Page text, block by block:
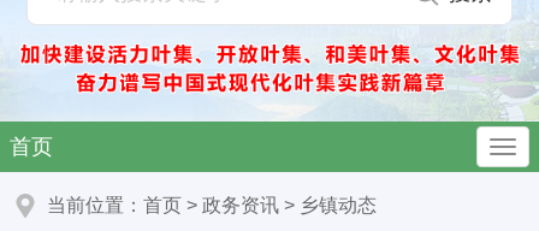
首页
当前位置： 首页 > 政务资讯 > 乡镇动态